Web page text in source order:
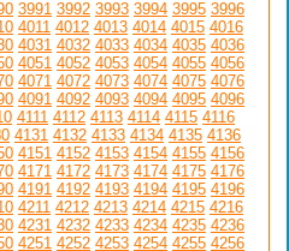
3991 3992 3993 3994 3995 3996
4011 4012 4013 4014 4015 4016
4031 4032 4033 4034 4035 4036
4051 4052 4053 4054 4055 4056
4071 4072 4073 4074 4075 4076
4091 4092 4093 4094 4095 4096
4111 4112 4113 4114 4115 4116
4131 4132 4133 4134 4135 4136
4151 4152 4153 4154 4155 4156
4171 4172 4173 4174 4175 4176
4191 4192 4193 4194 4195 4196
4211 4212 4213 4214 4215 4216
4231 4232 4233 4234 4235 4236
4251 4252 4253 4254 4255 4256